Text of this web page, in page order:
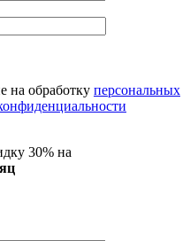
на обработку персональных
30% на